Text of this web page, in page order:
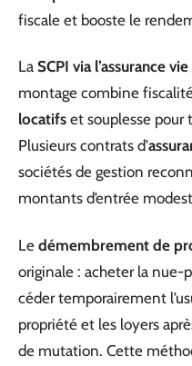
fiscale et booste le
La SCPI via l’assurance vie
montage combine
locatifs et souplesse
Plusieurs contrats d’
sociétés de gestion
montants d’entrée
Le démembrement de
originale : acheter la nue-
céder temporairement
propriété et les loyers
de mutation. Cette